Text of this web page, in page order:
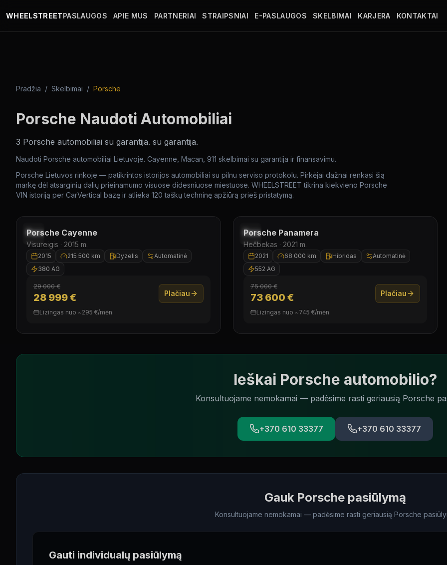
WHEELSTREETPASLAUGOS APIE MUS PARTNERIAI STRAIPSNIAI E-PASLAUGOS SKELBIMAI KARJERA KONTAKTAI
Pradžia / Skelbimai / Porsche
Porsche Naudoti Automobiliai
3 Porsche automobiliai su garantija. su garantija.
Naudoti Porsche automobiliai Lietuvoje. Cayenne, Macan, 911 skelbimai su garantija ir finansavimu.
Porsche Lietuvos rinkoje — patikrintos istorijos automobiliai su pilnu serviso protokolu. Pirkėjai dažnai renkasi šią
markę dėl atsarginių dalių prieinamumo visuose didesniuose miestuose. WHEELSTREET tikrina kiekvieno Porsche
VIN istoriją per CarVertical bazę ir atlieka 120 taškų techninę apžiūrą prieš pristatymą.
Porsche Cayenne
Visureigis · 2015 m.
2015 215 500 km Dyzelis
Automatinė
380 AG
29 000 €
28 999 € Plačiau
Lizingas nuo ~295 €/mėn.
Porsche Panamera
Hečbekas · 2021 m.
2021 68 000 km Hibridas
Automatinė
552 AG
75 000 €
73 600 € Plačiau
Lizingas nuo ~745 €/mėn.
Ieškai Porsche automobilio?
Konsultuojame nemokamai — padėsime rasti geriausią Porsche
+370 610 33377 +370 610 33377
Gauk Porsche pasiūlymą
Konsultuojame nemokamai — padėsime rasti geriausią Porsche
Gauti individualų pasiūlymą